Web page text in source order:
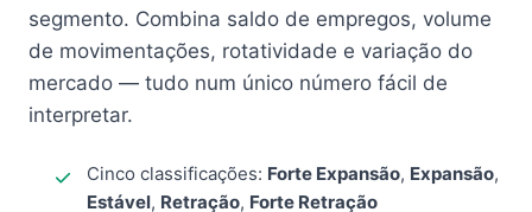
segmento. Combina saldo de empregos, volume
de movimentações, rotatividade e variação do
mercado — tudo num único número fácil de
interpretar.
Cinco classificações: Forte Expansão, Expansão,
Estável, Retração, Forte Retração